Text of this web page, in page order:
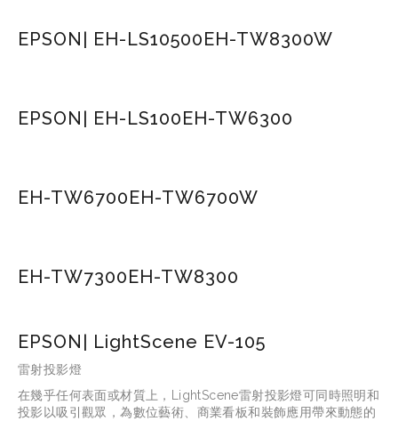
EPSON| EH-LS10500EH-TW8300W
EPSON| EH-LS100EH-TW6300
EH-TW6700EH-TW6700W
EH-TW7300EH-TW8300
EPSON| LightScene EV-105
雷射投影燈
在幾乎任何表面或材質上，LightScene雷射投影燈可同時照明和
投影以吸引觀眾，為數位藝術、商業看板和裝飾應用帶來動態的